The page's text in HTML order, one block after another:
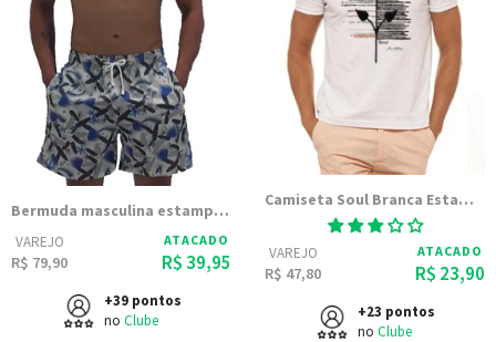
Bermuda masculina estampada
VAREJO
R$ 79,90
ATACADO
R$ 39,95
+39 pontos
no Clube
Camiseta Soul Branca Estampada
VAREJO
R$ 47,80
ATACADO
R$ 23,90
+23 pontos
no Clube